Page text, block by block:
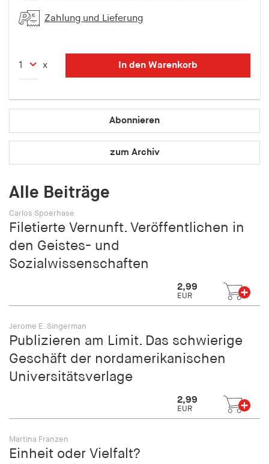
Zahlung und Lieferung
x In den Warenkorb
Abonnieren
zum Archiv
Alle Beiträge
Carlos Spoerhase
Filetierte Vernunft. Veröffentlichen in
den Geistes- und
Sozialwissenschaften
2,99
EUR
Jerome E. Singerman
Publizieren am Limit. Das schwierige
Geschäft der nordamerikanischen
Universitätsverlage
2,99
EUR
Martina Franzen
Einheit oder Vielfalt?